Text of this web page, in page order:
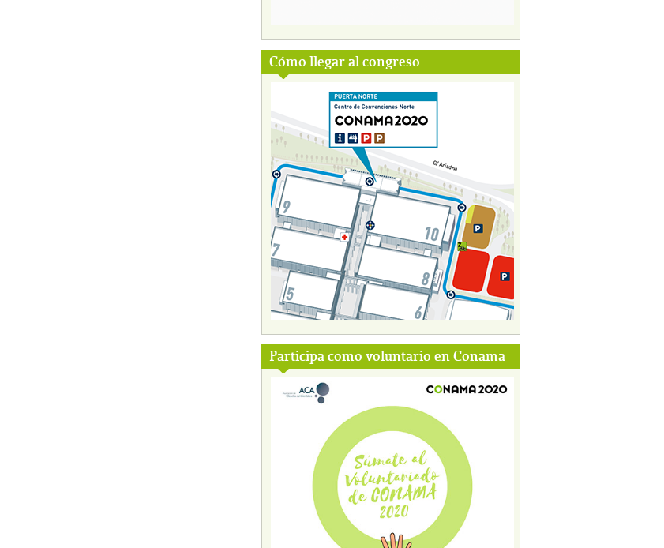
Cómo llegar al congreso
Participa como voluntario en Conama